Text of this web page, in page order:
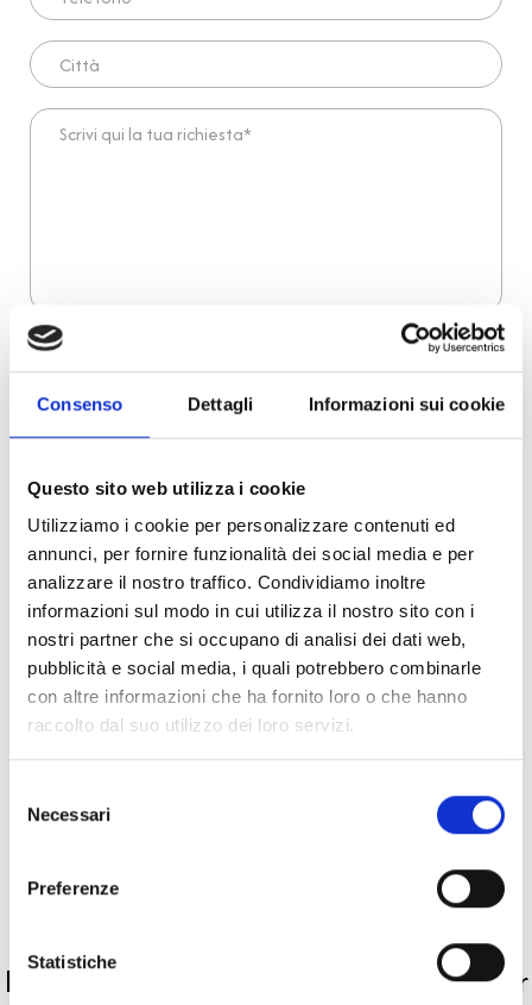
Consenso Dettagli Informazioni sui cookie
Questo sito web utilizza i cookie
Utilizziamo i cookie per personalizzare contenuti ed
annunci, per fornire funzionalità dei social media e per
analizzare il nostro traffico. Condividiamo inoltre
informazioni sul modo in cui utilizza il nostro sito con i
nostri partner che si occupano di analisi dei dati web,
pubblicità e social media, i quali potrebbero combinarle
con altre informazioni che ha fornito loro o che hanno
raccolto dal suo utilizzo dei loro servizi.
delNecessari
Preferenze
Statistiche
Città
Scrivi qui la tua richiesta*
Dichiaro di aver preso visione dell'
Desidero iscrivermi alla newsletter eautorizzo al trattamento dei miei dati personali.
Specifiche Tecniche
Marchio
Bulgari
Collezione
B.zero1
Descrizione
La nostra selezione di prodotti scelti per